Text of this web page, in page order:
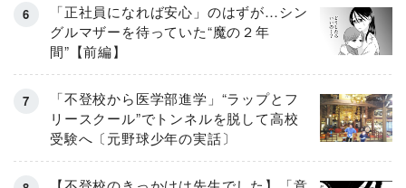
「正社員になれば安心」のはずが…シン
グルマザーを待っていた“魔の２年
間”【前編】
「不登校から医学部進学」“ラップとフ
リースクール”でトンネルを脱して高校
受験へ〔元野球少年の実話〕